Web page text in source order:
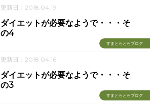
更新日：2018.04.19
すまとらとらブログ
ダイエットが必要なようで・・・そ
の4
更新日：2018.04.16
すまとらとらブログ
ダイエットが必要なようで・・・そ
の3